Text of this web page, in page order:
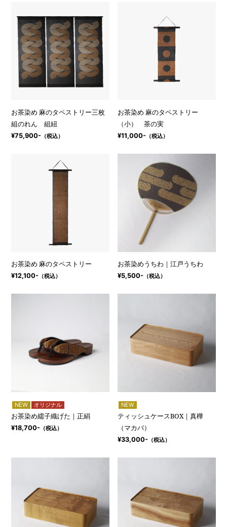
お茶染め 麻のタペストリー三枚
組のれん 組紐
¥75,900- （税込）
お茶染め 麻のタペストリー
（小） 茶の実
¥11,000- （税込）
お茶染め 麻のタペストリー
¥12,100- （税込）
お茶染めうちわ｜江戸うちわ
¥5,500- （税込）
NEW オリジナル
お茶染め繻子織げた｜正絹
¥18,700- （税込）
NEW
ティッシュケースBOX｜真樺
（マカバ）
¥33,000- （税込）